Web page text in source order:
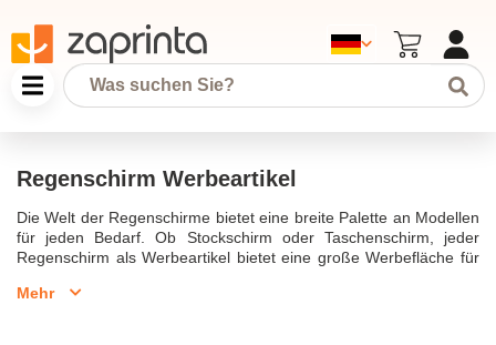
Regenschirm Werbeartikel
Die Welt der Regenschirme bietet eine breite Palette an Modellen
für jeden Bedarf. Ob Stockschirm oder Taschenschirm, jeder
Regenschirm als Werbeartikel bietet eine große Werbefläche für
insbesondere Regenschirme mit Logo, ist eine hervorragende
Mehr